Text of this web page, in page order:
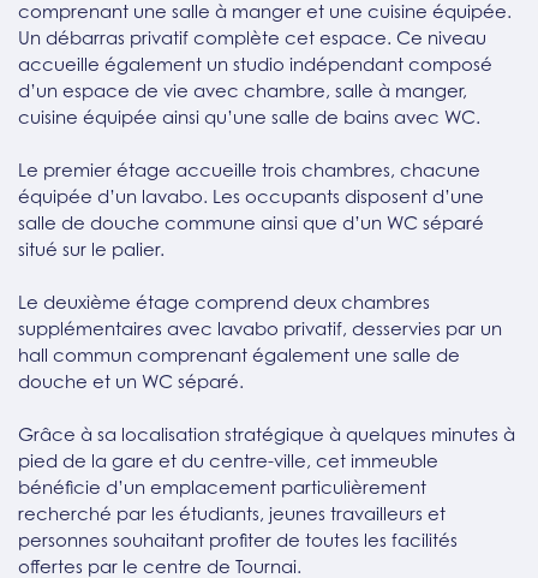
comprenant une salle à manger et une cuisine équipée.
Un débarras privatif complète cet espace. Ce niveau
accueille également un studio indépendant composé
d’un espace de vie avec chambre, salle à manger,
cuisine équipée ainsi qu’une salle de bains avec WC.
Le premier étage accueille trois chambres, chacune
équipée d’un lavabo. Les occupants disposent d’une
salle de douche commune ainsi que d’un WC séparé
situé sur le palier.
Le deuxième étage comprend deux chambres
supplémentaires avec lavabo privatif, desservies par un
hall commun comprenant également une salle de
douche et un WC séparé.
Grâce à sa localisation stratégique à quelques minutes à
pied de la gare et du centre-ville, cet immeuble
bénéficie d’un emplacement particulièrement
recherché par les étudiants, jeunes travailleurs et
personnes souhaitant profiter de toutes les facilités
offertes par le centre de Tournai.